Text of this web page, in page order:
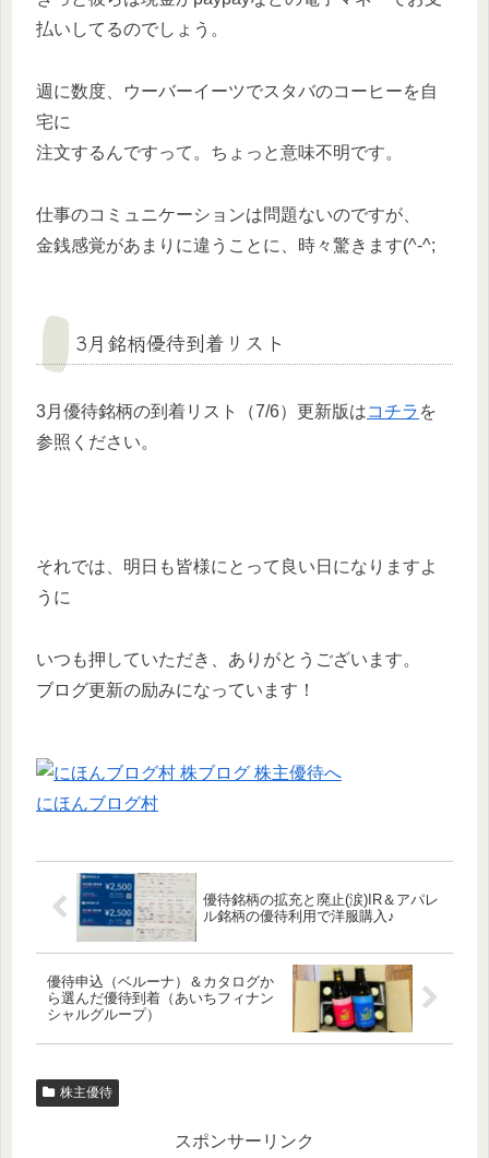
払いしてるのでしょう。
週に数度、ウーバーイーツでスタバのコーヒーを自
宅に
注文するんですって。ちょっと意味不明です。
仕事のコミュニケーションは問題ないのですが、
金銭感覚があまりに違うことに、時々驚きます(^-^;
3月銘柄優待到着リスト
3月優待銘柄の到着リスト（7/6）更新版はコチラ を
参照ください。
それでは、明日も皆様にとって良い日になりますよ
うに
いつも押していただき、ありがとうございます。
ブログ更新の励みになっています！
にほんブログ村
優待銘柄の拡充と廃止(涙)IR＆アパレ
ル銘柄の優待利用で洋服購入♪
優待申込（ベルーナ）＆カタログか
ら選んだ優待到着（あいちフィナン
シャルグループ）
株主優待
スポンサーリンク